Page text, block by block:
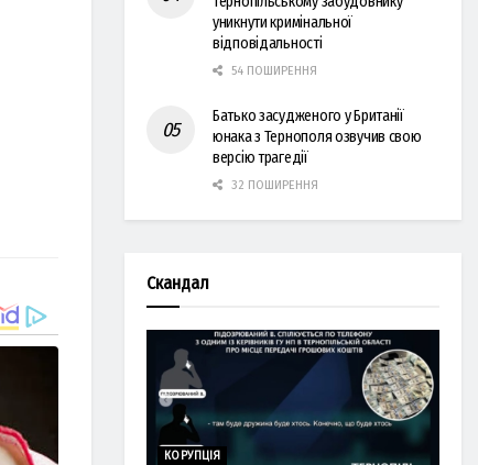
уникнути кримінальної
відповідальності
54 ПОШИРЕННЯ
Батько засудженого у Британії
юнака з Тернополя озвучив свою
версію трагедії
32 ПОШИРЕННЯ
Скандал
КОРУПЦІЯ